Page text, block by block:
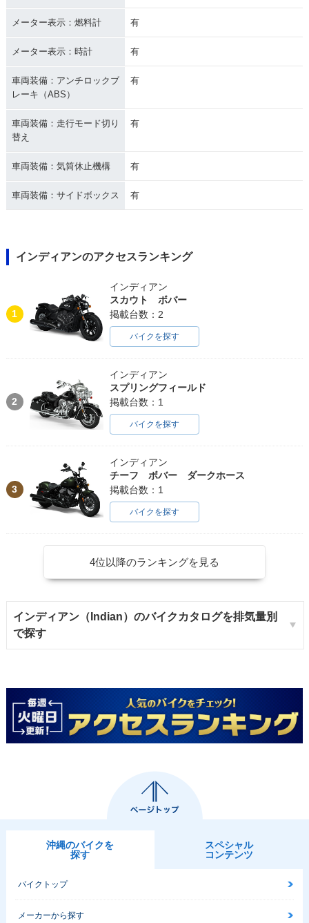
メーター表示：燃料計 有
メーター表示：時計 有
車両装備：アンチロックブ
レーキ（ABS）
有
車両装備：走行モード切り
替え
有
車両装備：気筒休止機構 有
車両装備：サイドボックス 有
インディアンのアクセスランキング
1
インディアン
スカウト ボバー
掲載台数：2
バイクを探す
2
インディアン
スプリングフィールド
掲載台数：1
バイクを探す
3
インディアン
チーフ ボバー ダークホース
掲載台数：1
バイクを探す
4位以降のランキングを見る
インディアン（Indian）のバイクカタログを排気量別
で探す
沖縄のバイクを
探す
スペシャル
コンテンツ
バイクトップ
メーカーから探す